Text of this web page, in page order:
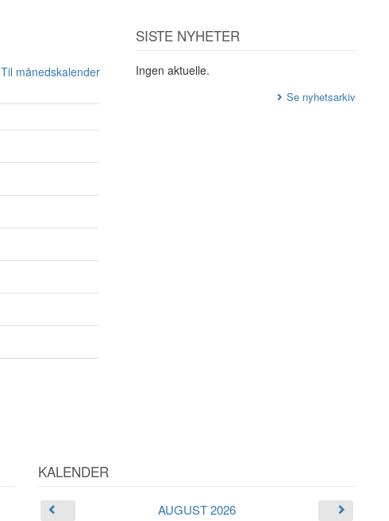
Til månedskalender
SISTE NYHETER
Ingen aktuelle.
Se nyhetsarkiv
KALENDER
AUGUST 2026